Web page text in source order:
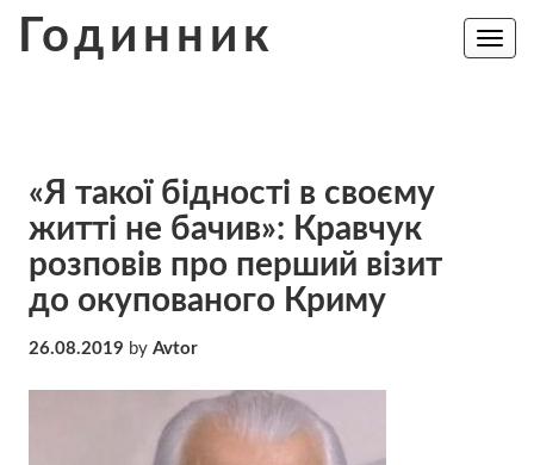
Годинник
Toggle
«Я такої бідності в своєму
житті не бачив»: Кравчук
розповів про перший візит
до окупованого Криму
26.08.2019 by Avtor